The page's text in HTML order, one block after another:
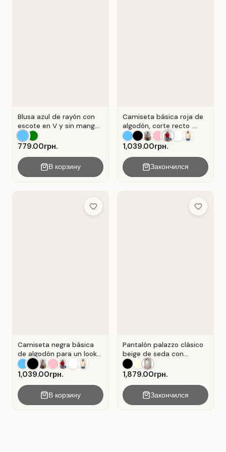
Blusa azul de rayón con
escote en V y sin mangas
. Azul.
779.00грн.
В корзину
Camiseta básica roja de
algodón, corte recto .
Rojo.
1,039.00грн.
Закончился
Add to Wish List
Camiseta negra básica
de algodón para un look
casual . Negro.
1,039.00грн.
В корзину
Add to
Pantalón palazzo clásico
beige de seda con
pliegues . Beige.
1,879.00грн.
Закончился